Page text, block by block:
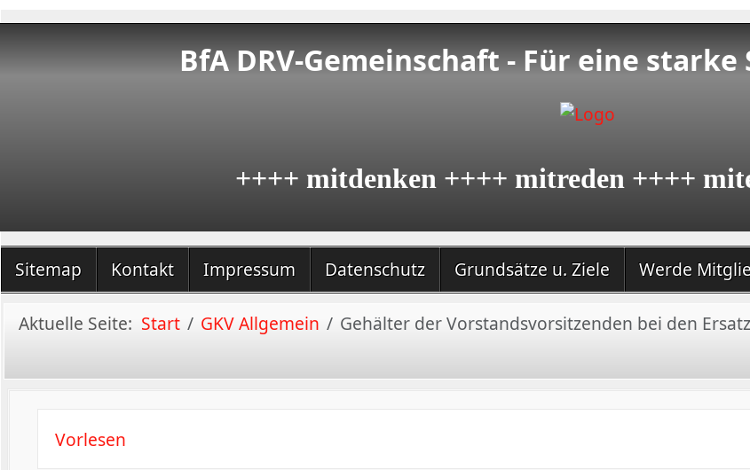
BfA DRV-Gemeinschaft - Für eine
++++ mitdenken ++++ mitreden ++++
Sitemap Kontakt Impressum Datenschutz Grundsätze u. Ziele Werde
Aktuelle Seite: Start GKV Allgemein
Gehälter der Vorstandsvorsitzenden bei den
Vorlesen